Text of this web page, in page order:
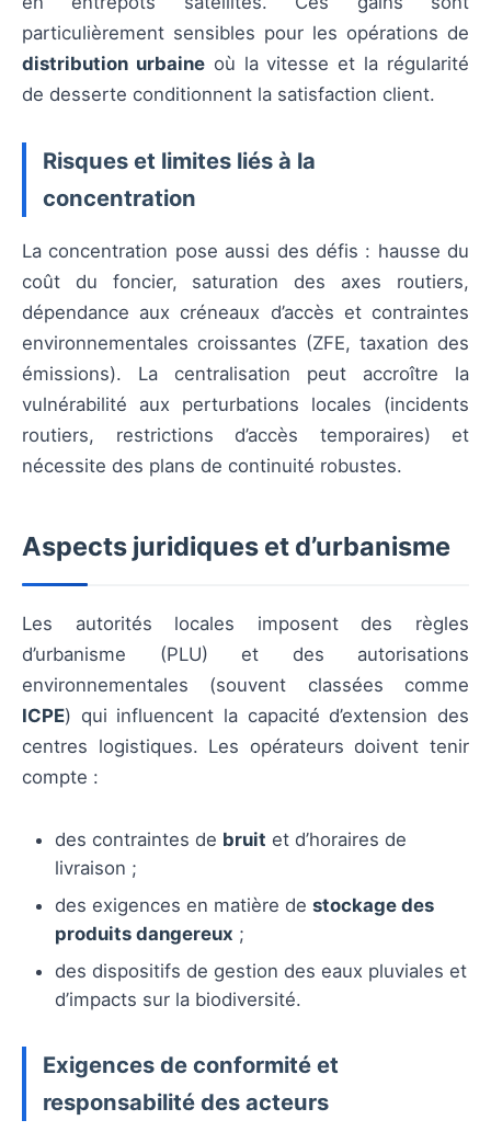
particulièrement sensibles pour les opérations de
distribution urbaineoù la vitesse et la régularité
de desserte conditionnent la satisfaction client.
Risques et limites liés à la
concentration
La concentration pose aussi des défis : hausse du
coût du foncier, saturation des axes routiers,
dépendance aux créneaux d’accès et contraintes
environnementales croissantes (ZFE, taxation des
émissions). La centralisation peut accroître la
vulnérabilité aux perturbations locales (incidents
routiers, restrictions d’accès temporaires) et
nécessite des plans de continuité robustes.
Aspects juridiques et d’urbanisme
Les autorités locales imposent des règles
d’urbanisme (PLU) et des autorisations
environnementales (souvent classées comme
ICPE) qui influencent la capacité d’extension des
centres logistiques. Les opérateurs doivent tenir
compte :
des contraintes de bruit et d’horaires de
livraison ;
des exigences en matière de stockage des
produits dangereux ;
des dispositifs de gestion des eaux pluviales et
d’impacts sur la biodiversité.
Exigences de conformité et
responsabilité des acteurs